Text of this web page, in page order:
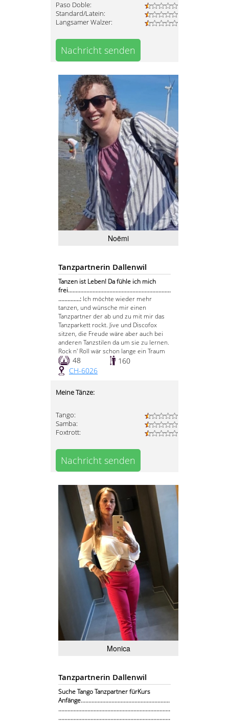
Paso Doble:
Standard/Latein:
Langsamer Walzer:
Nachricht senden
Noëmi
Tanzpartnerin Dallenwil
Tanzen ist Leben! Da fühle ich mich
frei...................................................................
..............: Ich möchte wieder mehr
tanzen, und wünsche mir einen
Tanzpartner der ab und zu mit mir das
Tanzparkett rockt. Jive und Discofox
sitzen, die Freude wäre aber auch bei
anderen Tanzstilen da um sie zu lernen.
Rock n' Roll wär schon lange ein Traum
48
160
CH-6026
Meine Tänze:
Tango:
Samba:
Foxtrott:
Nachricht senden
Monica
Tanzpartnerin Dallenwil
Suche Tango Tanzpartner fürKurs
Anfänge..........................................................
.........................................................................
.........................................................................